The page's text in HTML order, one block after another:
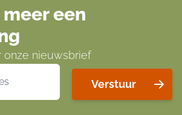
een
onze nieuwsbrief
Verstuur